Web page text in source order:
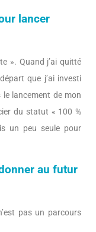
lancer
». Quand j’ai quitté
que j’ai investi
lancement de mon
du statut « 100 %
un peu seule pour
au futur
pas un parcours